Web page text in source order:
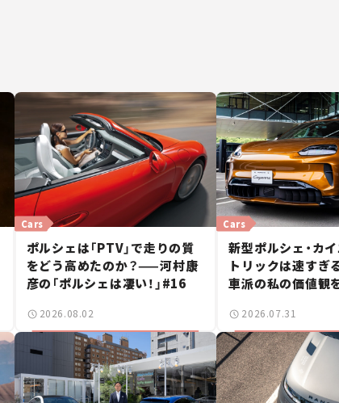
Cars
ポルシェは「PTV」で走りの質
をどう高めたのか？——河村康
彦の「ポルシェは凄い！」#16
2026.08.02
Cars
新型ポルシェ・カ
トリックは速すぎ
車派の私の価値観
2026.07.31